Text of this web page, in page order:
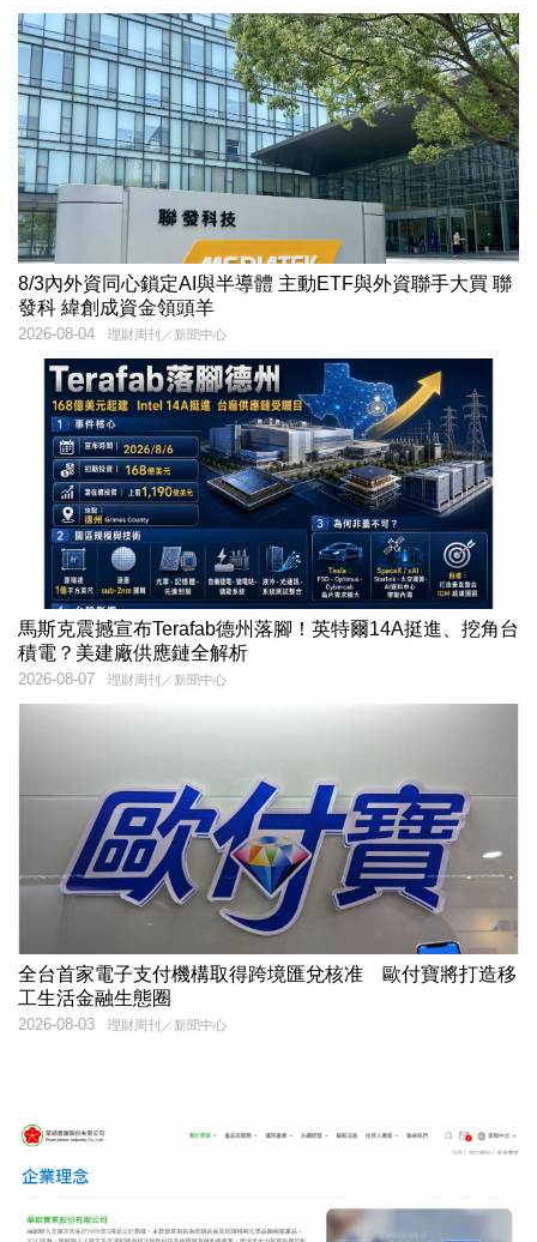
8/3內外資同心鎖定AI與半導體 主動ETF與外資聯手大買 聯
發科 緯創成資金領頭羊
理財周刊／新聞中心
2026-08-04
馬斯克震撼宣布Terafab德州落腳！英特爾14A挺進、挖角台
積電？美建廠供應鏈全解析
理財周刊／新聞中心
2026-08-07
全台首家電子支付機構取得跨境匯兌核准 歐付寶將打造移
工生活金融生態圈
理財周刊／新聞中心
2026-08-03